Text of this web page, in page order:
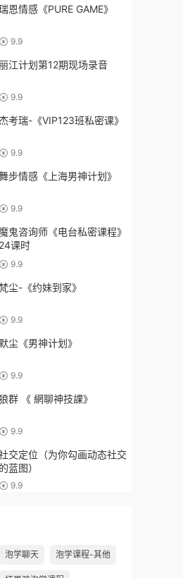
恩情感《PURE GAME》
9.9
江计划第12期现场录音
9.9
杰考瑞-《VIP123班私密课》
9.9
步情感《上海男神计划》
9.9
魔鬼咨询师《电台私密课程》
24课时
9.9
尘-《约妹到家》
9.9
尘《男神计划》
9.9
群 《 網聊神技課》
9.9
交定位（为你勾画动态社交
的蓝图）
9.9
泡学聊天 泡学课程-其他